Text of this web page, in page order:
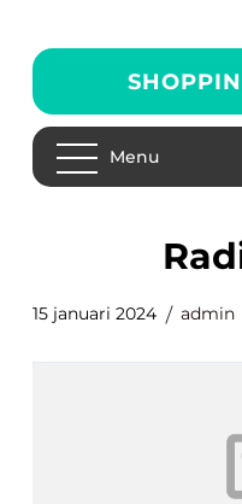
Menu
15 januari 2024 admin